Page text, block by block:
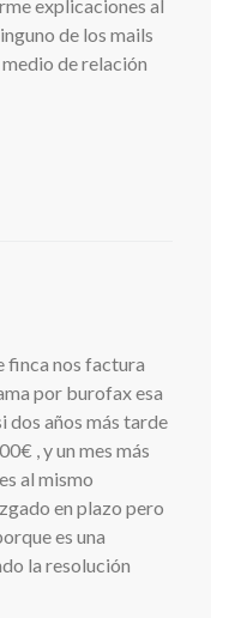
explicaciones al
de los mails
de relación
finca nos factura
por burofax esa
dos años más tarde
, y un mes más
al mismo
en plazo pero
es una
la resolución